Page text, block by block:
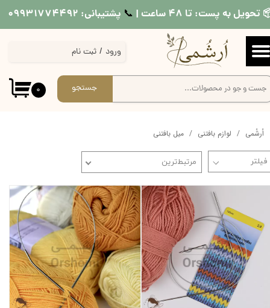
تحویل به پست: تا ۴۸ ساعت | 📞​​​​​​​ پشتیبانی: ۰۹۹۳۱۷۷۴۴۹۲
۰ جستجو
ورود / ثبت نام
حساب کاربری من
تغییر گذر واژه
سفارشات
اُرشُمی لوازم بافتنی میل بافتنی
مرتبط‌ترین